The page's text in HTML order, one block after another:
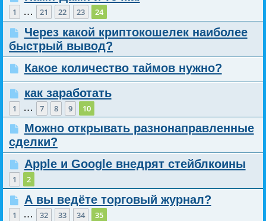
1 … 21 22 23 24
Через какой криптокошелек наиболее
быстрый вывод?
Какое количество таймов нужно?
как заработать
1 … 7 8 9 10
Можно открывать разнонаправленные
сделки?
Apple и Google внедрят стейблкоины
1 2
А вы ведёте торговый журнал?
1 … 32 33 34 35